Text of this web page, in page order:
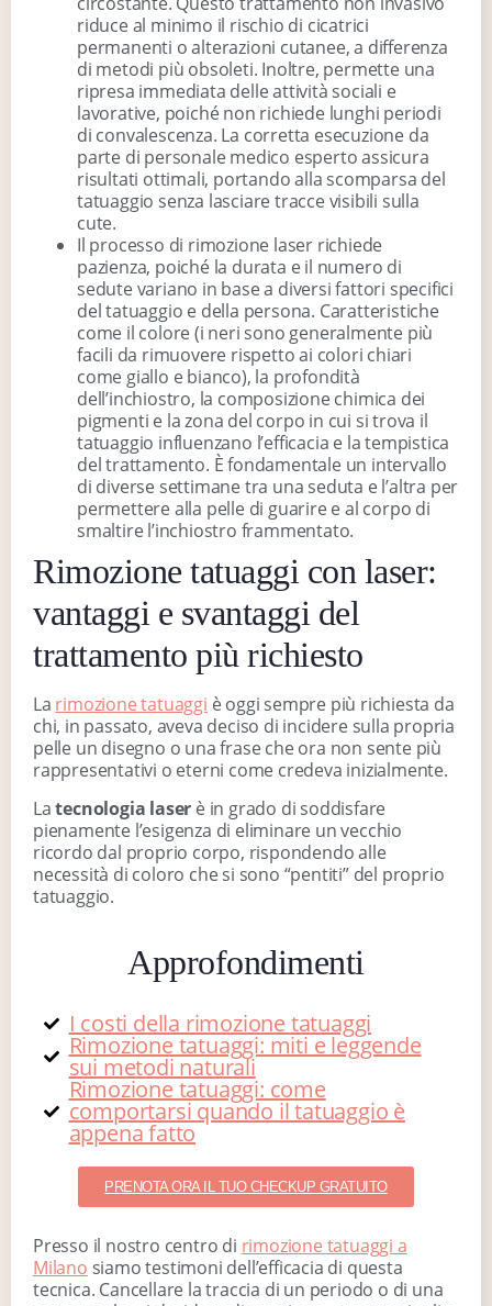
riduce al minimo il rischio di cicatrici
permanenti o alterazioni cutanee, a differenza
di metodi più obsoleti. Inoltre, permette una
ripresa immediata delle attività sociali e
lavorative, poiché non richiede lunghi periodi
di convalescenza. La corretta esecuzione da
parte di personale medico esperto assicura
risultati ottimali, portando alla scomparsa del
tatuaggio senza lasciare tracce visibili sulla
cute.
Il processo di rimozione laser richiede
pazienza, poiché la durata e il numero di
sedute variano in base a diversi fattori specifici
del tatuaggio e della persona. Caratteristiche
come il colore (i neri sono generalmente più
facili da rimuovere rispetto ai colori chiari
come giallo e bianco), la profondità
dell’inchiostro, la composizione chimica dei
pigmenti e la zona del corpo in cui si trova il
tatuaggio influenzano l’efficacia e la tempistica
del trattamento. È fondamentale un intervallo
di diverse settimane tra una seduta e l’altra per
permettere alla pelle di guarire e al corpo di
smaltire l’inchiostro frammentato.
Rimozione tatuaggi con laser:
vantaggi e svantaggi del
trattamento più richiesto
La rimozione tatuaggi è oggi sempre più richiesta da
chi, in passato, aveva deciso di incidere sulla propria
pelle un disegno o una frase che ora non sente più
rappresentativi o eterni come credeva inizialmente.
Latecnologia laser è in grado di soddisfare
pienamente l’esigenza di eliminare un vecchio
ricordo dal proprio corpo, rispondendo alle
necessità di coloro che si sono “pentiti” del proprio
tatuaggio.
Approfondimenti
I costi della rimozione tatuaggi
Rimozione tatuaggi: miti e leggende
sui metodi naturali
Rimozione tatuaggi: come
comportarsi quando il tatuaggio è
appena fatto
PRENOTA ORA IL TUO CHECKUP GRATUITO
Presso il nostro centro di rimozione tatuaggi a
Milano siamo testimoni dell’efficacia di questa
tecnica. Cancellare la traccia di un periodo o di una